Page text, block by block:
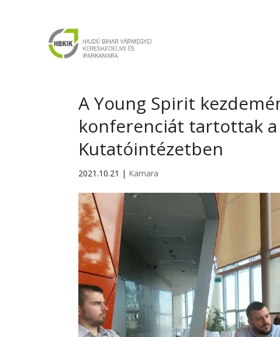
A Young Spirit
konferenciát tartottak a
Kutatóintézetben
2021.10.21 | Kamara